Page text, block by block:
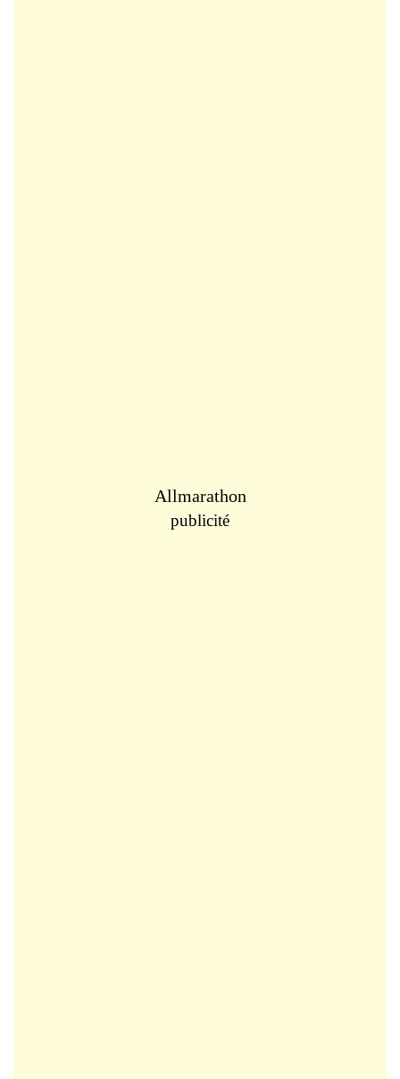
Allmarathon
publicité